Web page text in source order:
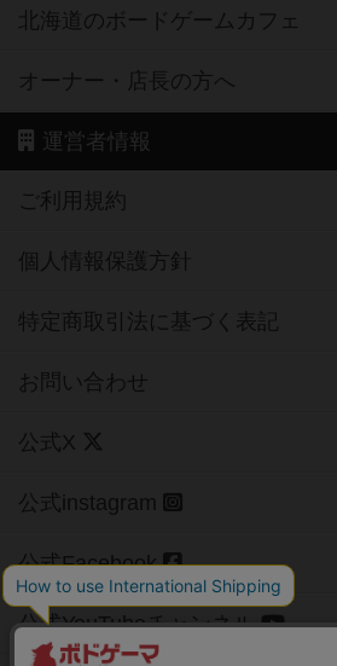
北海道のボードゲームカフェ
オーナー・店長の方へ
運営者情報
ご利用規約
個人情報保護方針
特定商取引法に基づく表記
お問い合わせ
公式X
公式instagram
公式Facebook
公式YouTubeチャンネル